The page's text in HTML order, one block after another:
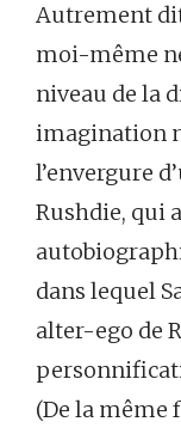
Autrement
moi-même
niveau de la
imagination
l’envergure
Rushdie, qui
dans lequel
alter-ego de
(De la même